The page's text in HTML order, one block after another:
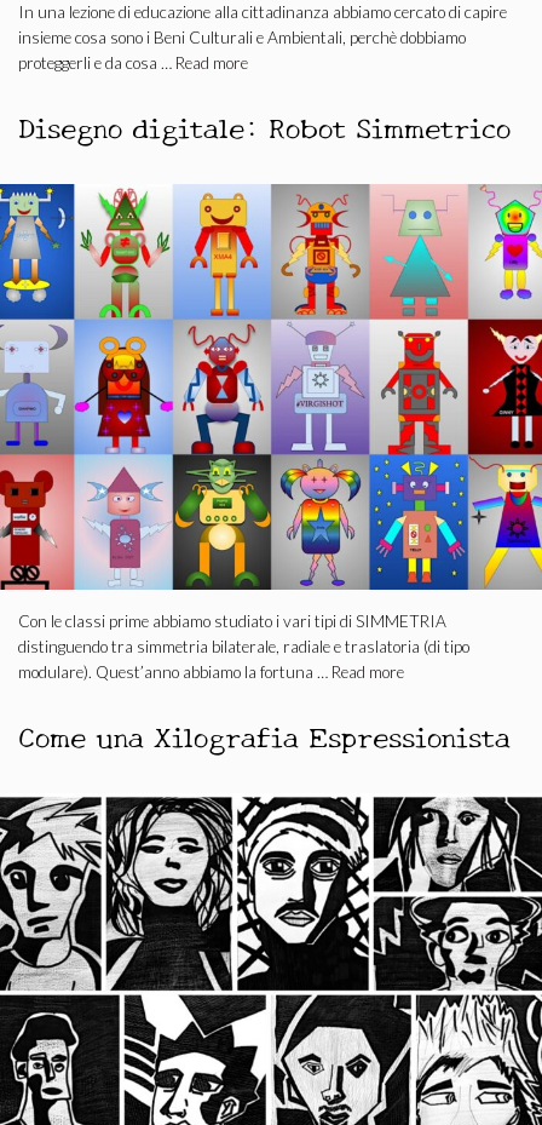
In una lezione di educazione alla cittadinanza abbiamo cercato di capire
insieme cosa sono i Beni Culturali e Ambientali, perchè dobbiamo
proteggerli e da cosa … Read more
Disegno digitale: Robot Simmetrico
Con le classi prime abbiamo studiato i vari tipi di SIMMETRIA
distinguendo tra simmetria bilaterale, radiale e traslatoria (di tipo
modulare). Quest’anno abbiamo la fortuna … Read more
Come una Xilografia Espressionista